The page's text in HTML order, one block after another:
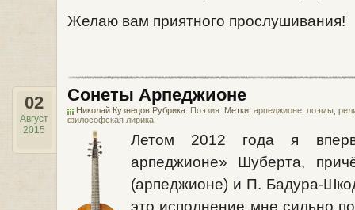
Желаю вам приятного прослушивания!
Сонеты Арпеджионе
Николай Кузнецов Рубрика: Поэзия . Метки: арпеджионе поэмы
философская лирика
02
Август
2015
Летом 2012 года я
арпеджионе» Шуберта,
(арпеджионе) и П. Бадура-
это исполнение мне сильно